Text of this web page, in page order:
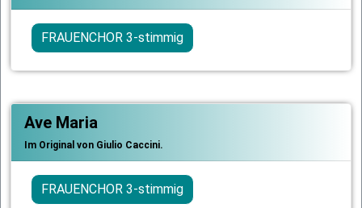
FRAUENCHOR 3-stimmig
Ave Maria
Im Original von Giulio Caccini.
FRAUENCHOR 3-stimmig